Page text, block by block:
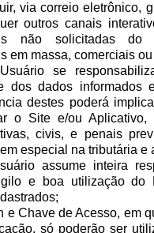
via correio eletrônico,
outros canais
não solicitadas do
em massa, comerciais
se
dos dados informados
destes poderá
o Site e/ou Aplicativo,
civis, e penais
especial na tributária e
assume inteira
e boa utilização do
Chave de Acesso, em
só poderão ser